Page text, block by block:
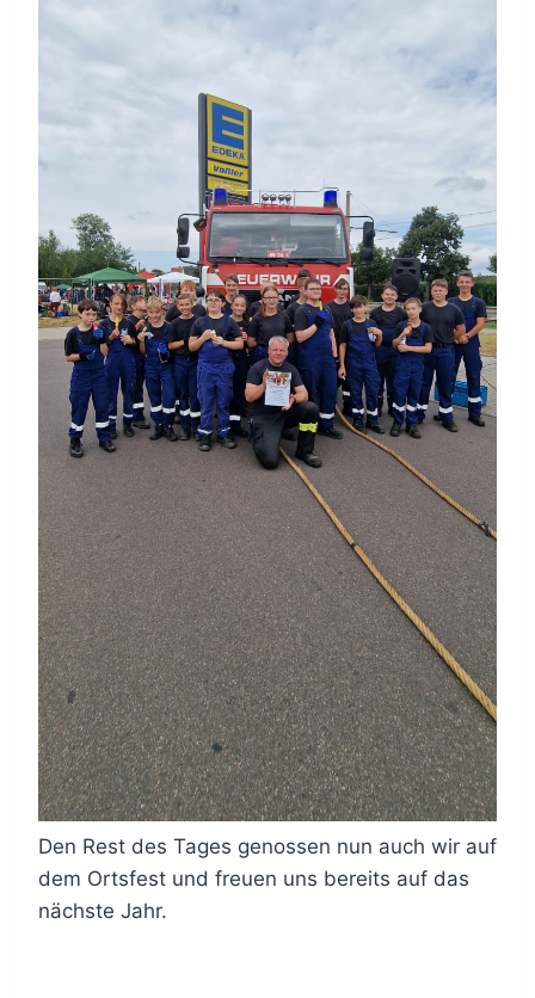
Den Rest des Tages genossen nun auch wir auf
dem Ortsfest und freuen uns bereits auf das
nächste Jahr.